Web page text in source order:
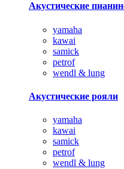
Акустические
yamaha
kawai
samick
petrof
wendl & lung
Акустические рояли
yamaha
kawai
samick
petrof
wendl & lung